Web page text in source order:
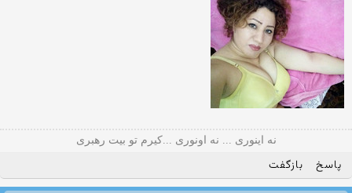
نه اینوری ... نه اونوری ...کیرم تو بیت رهبری
پاسخ بازگفت